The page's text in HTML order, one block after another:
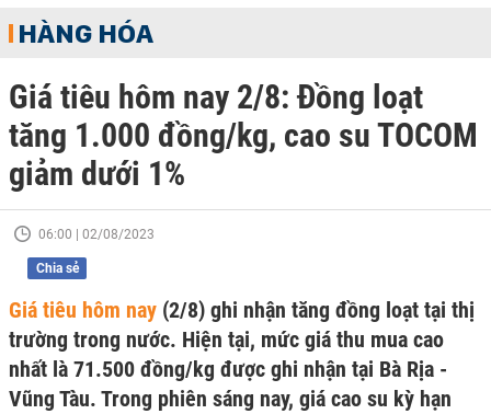
HÀNG HÓA
Giá tiêu hôm nay 2/8: Đồng loạt
tăng 1.000 đồng/kg, cao su TOCOM
giảm dưới 1%
06:00 | 02/08/2023
Chia sẻ
Giá tiêu hôm nay (2/8) ghi nhận tăng đồng loạt tại thị
trường trong nước. Hiện tại, mức giá thu mua cao
nhất là 71.500 đồng/kg được ghi nhận tại Bà Rịa -
Vũng Tàu. Trong phiên sáng nay, giá cao su kỳ hạn